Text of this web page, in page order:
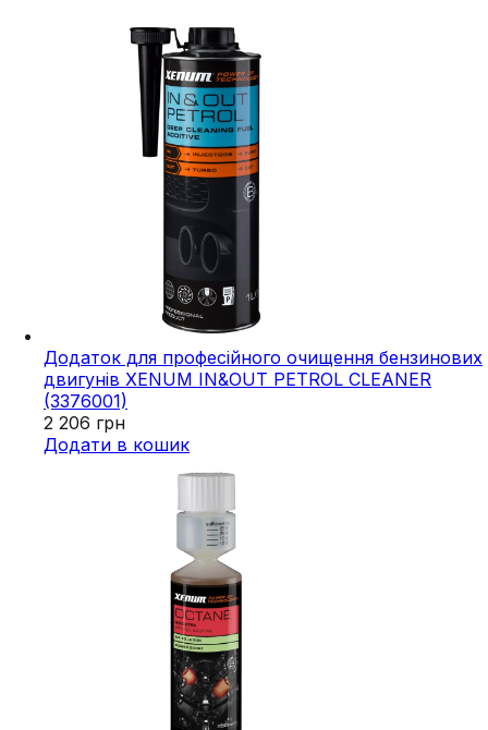
Додаток для професійного очищення бензинових
двигунів XENUM IN&OUT PETROL CLEANER
(3376001)
2 206 грн
Додати в кошик